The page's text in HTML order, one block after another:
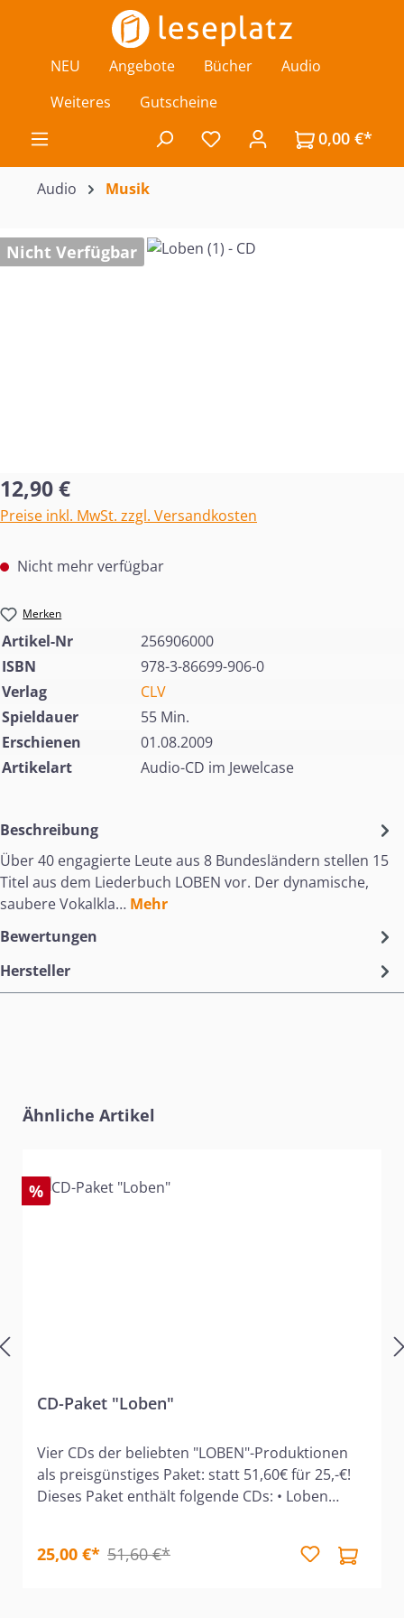
Zum Hauptinhalt springen
NEU Angebote Bücher
Audio
Weiteres
Gutscheine
Du hast 0 Produkte auf
0,00 €*
Audio Musik
Nicht Verfügbar
Bildergalerie überspringen
Regulärer Preis:
12,90 €
Preise inkl. MwSt. zzgl. Versandkosten
Nicht mehr verfügbar
Merken
Artikel-Nr
256906000
ISBN
978-3-86699-906-0
Verlag
CLV
Spieldauer
55 Min.
Erschienen
01.08.2009
Artikelart
Audio-CD im Jewelcase
Beschreibung
Über 40 engagierte Leute aus 8 Bundesländern stellen 15
Titel aus dem Liederbuch LOBEN vor. Der dynamische,
saubere Vokalkla… Mehr
Bewertungen
Hersteller
Produktgalerie überspringen
Ähnliche Artikel
%
CD-Paket "Loben"
Vier CDs der beliebten "LOBEN"-Produktionen
als preisgünstiges Paket: statt 51,60€ für 25,-€!
Dieses Paket enthält folgende CDs: • Loben
von Manfred Siebald u.a. GOTT LOBEN! - Dieses
25,00 €* 51,60 €*